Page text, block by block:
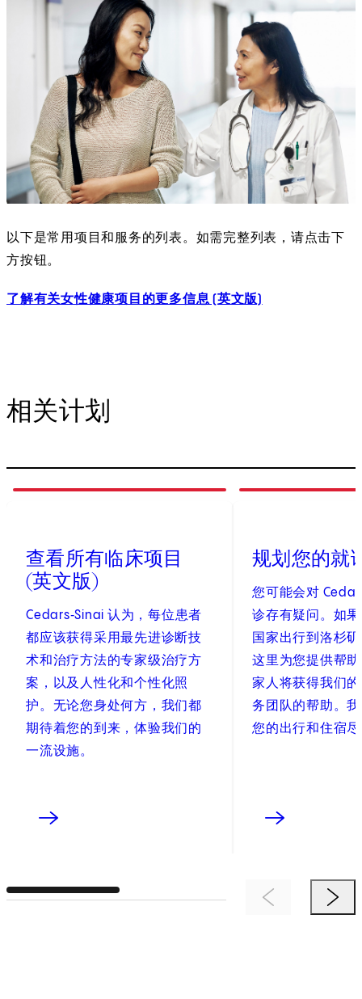
以下是常用项目和服务的列表。如需完整列表，请点击下
方按钮。
了解有关女性健康项目的更多信息 (英文版)
相关计划
of3
查看所有临床项目
(英文版)
Cedars‑Sinai 认为，每位患者
都应该获得采用最先进诊断技
术和治疗方法的专家级治疗方
案，以及人性化和个性化照
护。无论您身处何方，我们都
期待着您的到来，体验我们的
一流设施。
of3
规划您的就
您可能会对
诊存有疑问。如
国家出行到洛杉
这里为您提供帮
家人将获得我们
务团队的帮助。
您的出行和住宿
Previous ItemNext